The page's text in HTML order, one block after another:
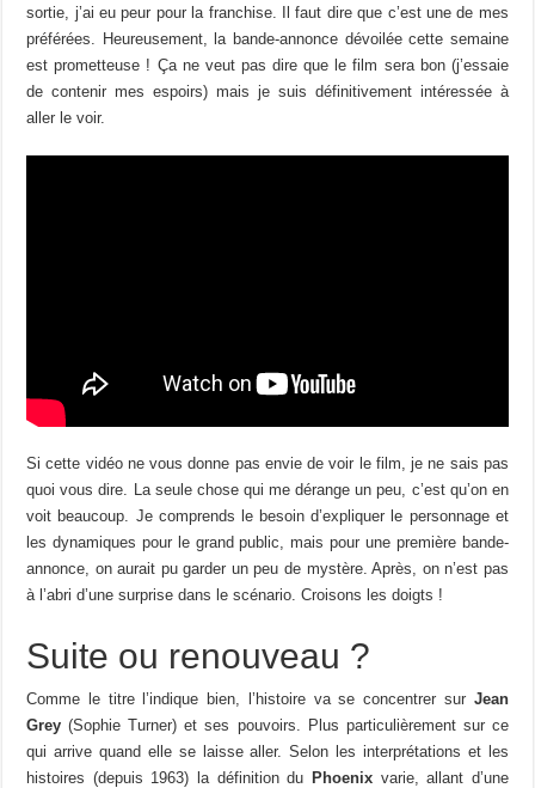
sortie, j’ai eu peur pour la franchise. Il faut dire que c’est une de mes
préférées. Heureusement, la bande-annonce dévoilée cette semaine
est prometteuse ! Ça ne veut pas dire que le film sera bon (j’essaie
de contenir mes espoirs) mais je suis définitivement intéressée à
aller le voir.
Si cette vidéo ne vous donne pas envie de voir le film, je ne sais pas
quoi vous dire. La seule chose qui me dérange un peu, c’est qu’on en
voit beaucoup. Je comprends le besoin d’expliquer le personnage et
les dynamiques pour le grand public, mais pour une première bande-
annonce, on aurait pu garder un peu de mystère. Après, on n’est pas
à l’abri d’une surprise dans le scénario. Croisons les doigts !
Suite ou renouveau ?
Comme le titre l’indique bien, l’histoire va se concentrer sur Jean
Grey (Sophie Turner) et ses pouvoirs. Plus particulièrement sur ce
qui arrive quand elle se laisse aller. Selon les interprétations et les
histoires (depuis 1963) la définition du Phoenixvarie, allant d’une